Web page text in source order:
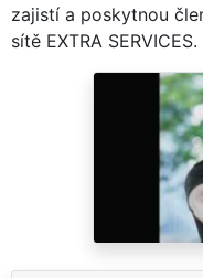
zajistí a poskytnou
sítě EXTRA SERVICES.